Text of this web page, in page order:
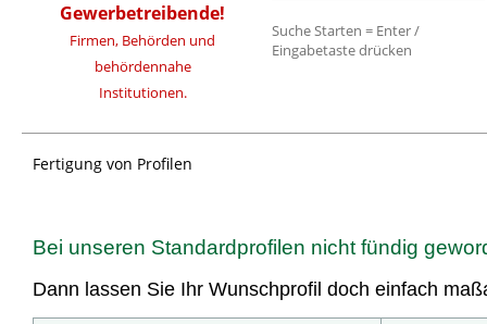
Gewerbetreibende!
Firmen, Behörden und
behördennahe
Institutionen.
Suche Starten = Enter /
Eingabetaste drücken
Fertigung von Profilen
Bei unseren Standardprofilen nicht fündig
Dann lassen Sie Ihr Wunschprofil doch einfach